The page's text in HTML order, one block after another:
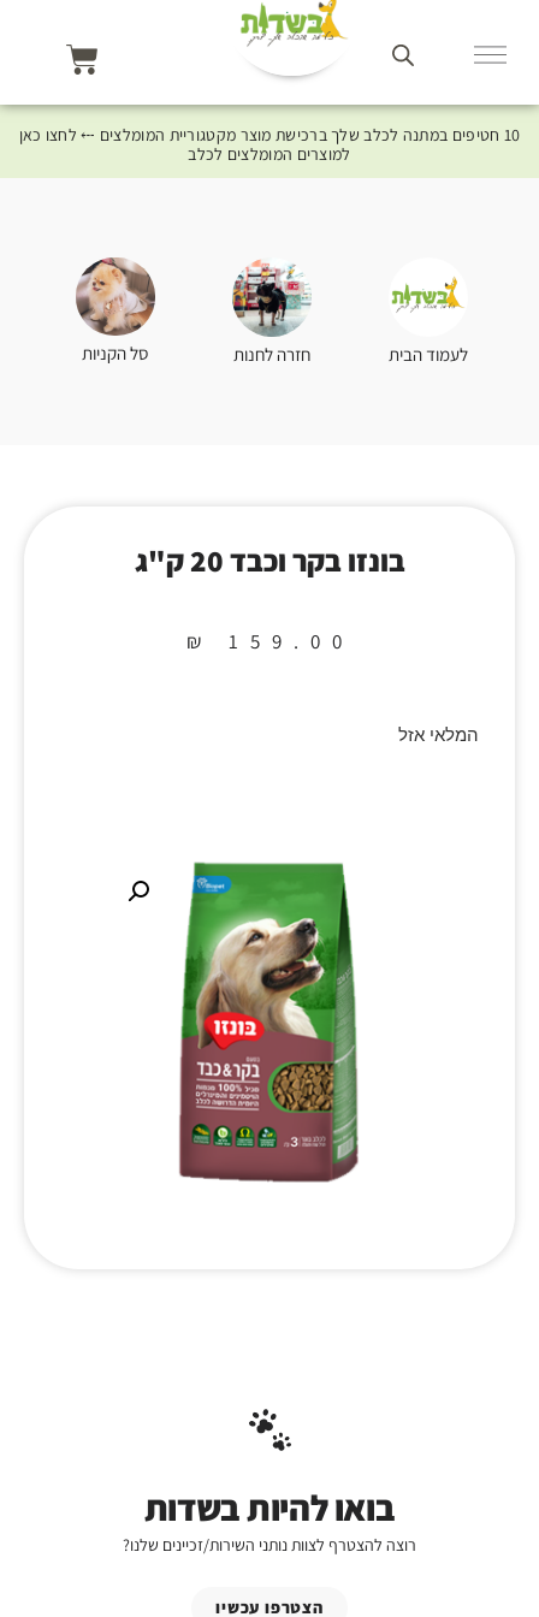
10 חטיפים במתנה לכלב שלך ברכישת מוצר מקטגוריית המומלצים ⤎ לחצו כאן
למוצרים המומלצים לכלב
לעמוד הבית חזרה לחנות סל הקניות
בונזו בקר וכבד 20 ק"ג
₪ 159.00
המלאי אזל
בואו להיות בשדות
רוצה להצטרף לצוות נותני השירות/זכיינים שלנו?
הצטרפו עכשיו